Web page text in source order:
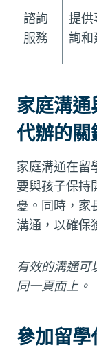
諮詢
服務
提供
詢和
家庭溝
代辦的關
家庭溝通在留
要與孩子保持
憂。同時，家
溝通，以確保
有效的溝通可
同一頁面上。
參加留學